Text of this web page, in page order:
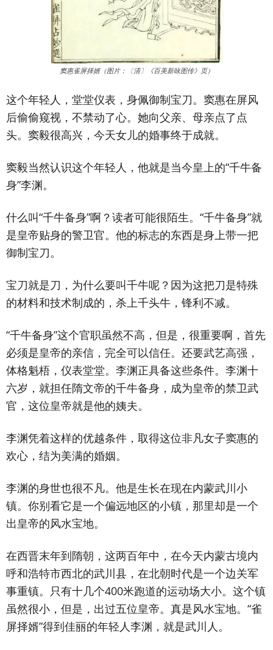
窦惠雀屏择婿（图片：〔清〕《百美新咏图传》页）
这个年轻人，堂堂仪表，身佩御制宝刀。窦惠在屏风
后偷偷窥视，不禁动了心。她向父亲、母亲点了点
头。窦毅很高兴，今天女儿的婚事终于成就。
窦毅当然认识这个年轻人，他就是当今皇上的“千牛备
身”李渊。
什么叫“千牛备身”啊？读者可能很陌生。“千牛备身”就
是皇帝贴身的警卫官。他的标志的东西是身上带一把
御制宝刀。
宝刀就是刀，为什么要叫千牛呢？因为这把刀是特殊
的材料和技术制成的，杀上千头牛，锋利不减。
“千牛备身”这个官职虽然不高，但是，很重要啊，首先
必须是皇帝的亲信，完全可以信任。还要武艺高强，
体格魁梧，仪表堂堂。李渊正具备这些条件。李渊十
六岁，就担任隋文帝的千牛备身，成为皇帝的禁卫武
官，这位皇帝就是他的姨夫。
李渊凭着这样的优越条件，取得这位非凡女子窦惠的
欢心，结为美满的婚姻。
李渊的身世也很不凡。他是生长在现在内蒙武川小
镇。你别看它是一个偏远地区的小镇，那里却是一个
出皇帝的风水宝地。
在西晋末年到隋朝，这两百年中，在今天内蒙古境内
呼和浩特市西北的武川县，在北朝时代是一个边关军
事重镇。只有十几个400米跑道的运动场大小。这个镇
虽然很小，但是，出过五位皇帝。真是风水宝地。“雀
屏择婿”得到佳丽的年轻人李渊，就是武川人。